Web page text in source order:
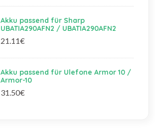
Akku passend für Sharp
UBATIA290AFN2 / UBATIA290AFN2
21.11€
Akku passend für Ulefone Armor 10 /
Armor-10
31.50€